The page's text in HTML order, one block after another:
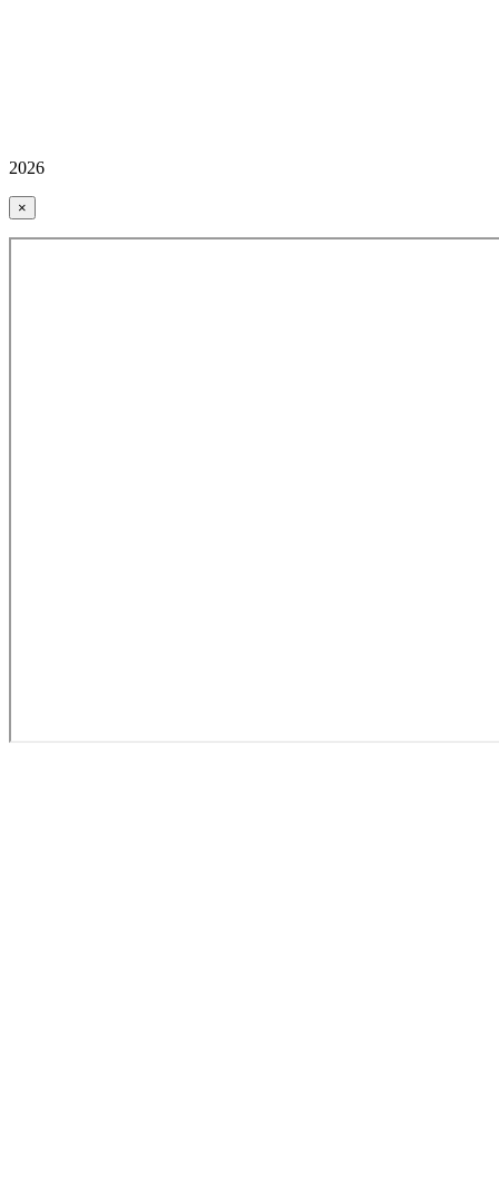
2026
×